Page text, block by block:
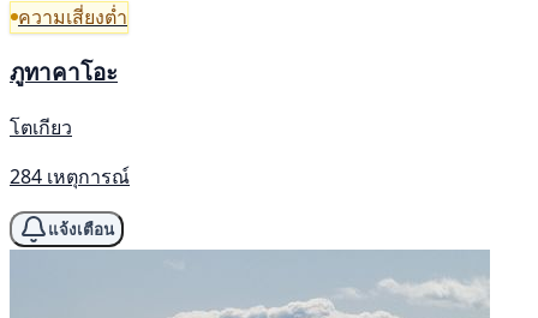
ความเสี่ยงต่ำ
ภูทาคาโอะ
โตเกียว
284 เหตุการณ์
แจ้งเตือน